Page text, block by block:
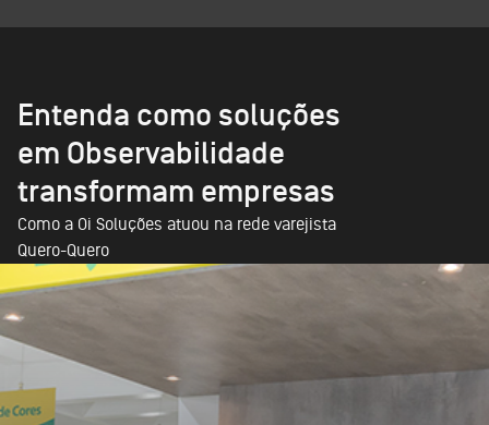
Entenda como soluções
em Observabilidade
transformam empresas
Como a Oi Soluções atuou na rede varejista
Quero-Quero